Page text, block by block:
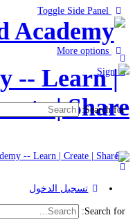
Toggle Side Panel
More options
Sign in
Search for:
تسجيل الدخول
Search for: